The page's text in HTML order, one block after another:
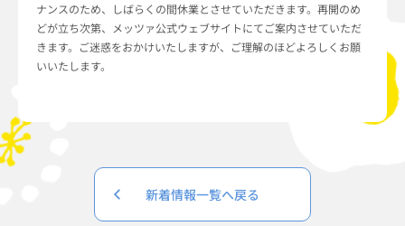
ナンスのため、しばらくの間休業とさせていただきます。再開のめ
どが立ち次第、メッツァ公式ウェブサイトにてご案内させていただ
きます。ご迷惑をおかけいたしますが、ご理解のほどよろしくお願
いいたします。
新着情報一覧へ戻る